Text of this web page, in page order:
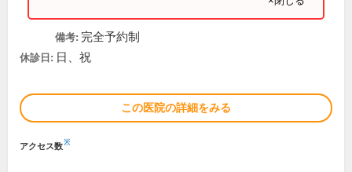
備考: 完全予約制
休診日: 日、祝
この医院の詳細をみる
アクセス数※